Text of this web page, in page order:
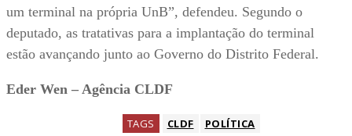
um terminal na própria UnB”, defendeu. Segundo o
deputado, as tratativas para a implantação do terminal
estão avançando junto ao Governo do Distrito Federal.
Eder Wen – Agência CLDF
TAGS CLDF POLÍTICA